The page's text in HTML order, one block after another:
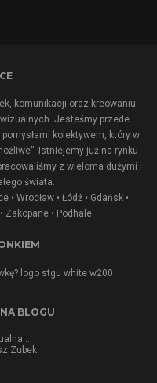
komunikacji oraz kreowaniu
Jesteśmy przede
kolektywem, który w
Istniejemy już na rynku
z wieloma dużymi i
świata.
• Wrocław • Łódź • Gdańsk •
• Zakopane• Podhale
BLOGU
Zubek